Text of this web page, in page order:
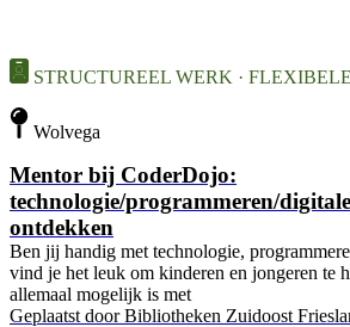
STRUCTUREEL WERK ·
Wolvega
Mentor bij CoderDojo:
technologie/programmeren/
ontdekken
Ben jij handig met technologie,
vind je het leuk om kinderen en jongeren te
allemaal mogelijk is met
Geplaatst door Bibliotheken Zuidoost